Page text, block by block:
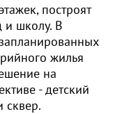
построят
и школу. В
жилья
на
- детский
сквер.